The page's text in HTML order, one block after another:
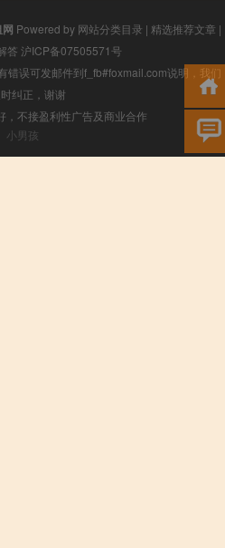
Powered by 网站分类目录 | 精选推荐文章 |
答 沪ICP备07505571号
错误可发邮件到f_fb#foxmail.com说明，我们
纠正，谢谢
，不接盈利性广告及商业合作
小男孩